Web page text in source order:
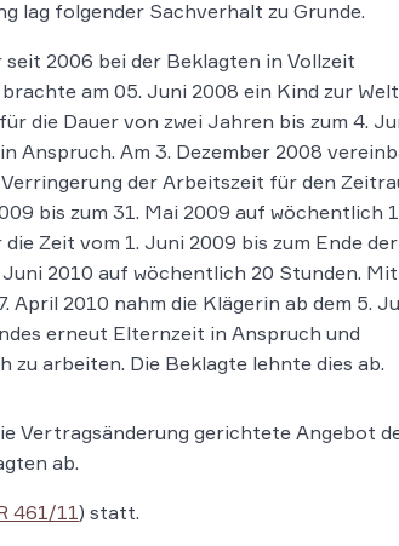
lag folgender Sachverhalt zu Grunde.
seit 2006 bei der Beklagten in Vollzeit
am 05. Juni 2008 ein Kind zur
die Dauer von zwei Jahren bis zum 4.
Anspruch. Am 3. Dezember 2008
der Arbeitszeit für den
bis zum 31. Mai 2009 auf wöchentlich
Zeit vom 1. Juni 2009 bis zum Ende der
2010 auf wöchentlich 20 Stunden. Mit
April 2010 nahm die Klägerin ab dem 5.
erneut Elternzeit in Anspruch und
arbeiten. Die Beklagte lehnte dies ab.
Vertragsänderung gerichtete Angebot
ab.
461/11) statt.